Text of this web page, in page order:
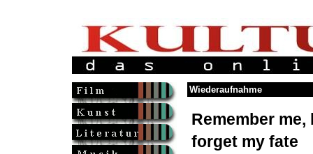
Wiederaufnahme
Remember me,
forget my fate